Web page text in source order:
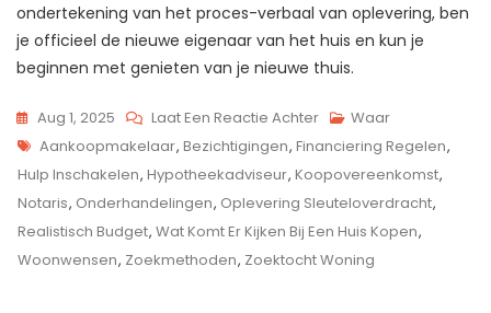
ondertekening van het proces-verbaal van oplevering, ben
je officieel de nieuwe eigenaar van het huis en kun je
beginnen met genieten van je nieuwe thuis.
Aug 1, 2025 Laat Een Reactie AchterOp
Wat
Komt
Er
Allemaal
Kijken
Waar
Tags
Aankoopmakelaar, Bezichtigingen, Financiering Regelen,
Hulp Inschakelen, Hypotheekadviseur, Koopovereenkomst,
Notaris, Onderhandelingen, Oplevering Sleuteloverdracht,
Realistisch Budget, Wat Komt Er Kijken Bij Een Huis Kopen,
Woonwensen, Zoekmethoden, Zoektocht Woning